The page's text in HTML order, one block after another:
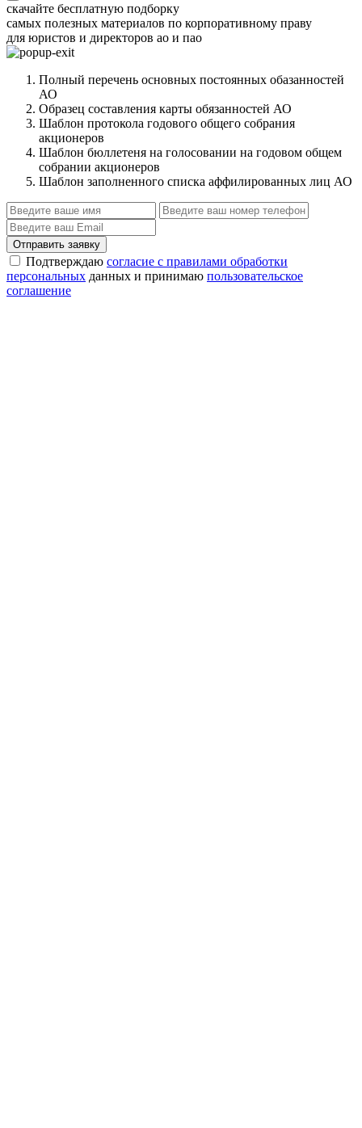
скачайте бесплатную подборку
самых полезных материалов по корпоративному праву
для юристов и директоров ао и пао
Полный перечень основных постоянных обазанностей
АО
Образец составления карты обязанностей АО
Шаблон протокола годового общего собрания
акционеров
Шаблон бюллетеня на голосовании на годовом общем
собрании акционеров
Шаблон заполненного списка аффилированных лиц АО
Отправить заявку
Подтверждаю согласие с правилами обработки
персональных данных и принимаю пользовательское
соглашение